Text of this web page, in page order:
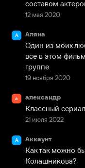
12 мая 2020
составом
А Аляна
19 ноября 2020
Один из моих
все в этом
группе
а александр
21 июля 2022
Классный
А Аккаунт
Как так можно
Колашникова?